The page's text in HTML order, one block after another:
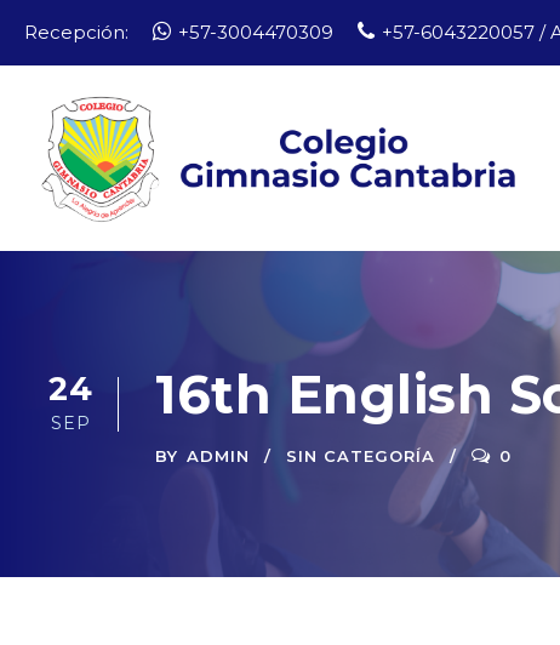
Recepción: +57-3004470309 +57-6043220057 /
24
SEP 16th English
BY ADMIN SIN CATEGORÍA 0